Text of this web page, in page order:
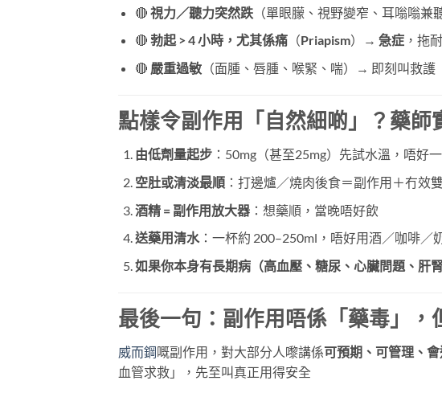
🔴 視力／聽力突然跌（單眼朦、視野變窄、耳嗡嗡兼
🔴 勃起 > 4 小時，尤其係痛（Priapism）→ 急症，拖
🔴 嚴重過敏（面腫、唇腫、喉緊、喘）→ 即刻叫救護
點樣令副作用「自然細啲」？藥師
由低劑量起步：50mg（甚至25mg）先試水溫，唔好一
空肚或清淡最順：打邊爐／燒肉後食＝副作用＋冇效
酒精 = 副作用放大器：想藥順，當晚唔好飲
送藥用清水：一杯約 200–250ml，唔好用酒／咖啡／
如果你本身有長期病（高血壓、糖尿、心臟問題、肝腎
最後一句：副作用唔係「藥毒」，
威而鋼 嘅副作用，對大部分人嚟講係可預期、可管理、
血管求救」，先至叫真正用得安全